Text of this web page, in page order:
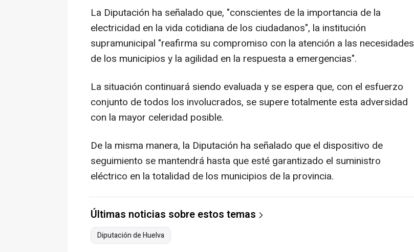
La Diputación ha señalado que, "conscientes de la importancia de la
electricidad en la vida cotidiana de los ciudadanos", la institución
supramunicipal "reafirma su compromiso con la atención a las necesidades
de los municipios y la agilidad en la respuesta a emergencias".
La situación continuará siendo evaluada y se espera que, con el esfuerzo
conjunto de todos los involucrados, se supere totalmente esta adversidad
con la mayor celeridad posible.
De la misma manera, la Diputación ha señalado que el dispositivo de
seguimiento se mantendrá hasta que esté garantizado el suministro
eléctrico en la totalidad de los municipios de la provincia.
Últimas noticias sobre estos temas
Diputación de Huelva